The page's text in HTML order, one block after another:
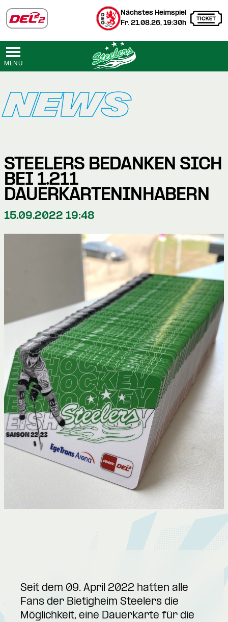
Nächstes Heimspiel
Fr. 21.08.26, 19:30h
MENÜ
NEWS
STEELERS BEDANKEN SICH
BEI 1.211
DAUERKARTENINHABERN
15.09.2022 19:48
Seit dem 09. April 2022 hatten alle
Fans der Bietigheim Steelers die
Möglichkeit, eine Dauerkarte für die